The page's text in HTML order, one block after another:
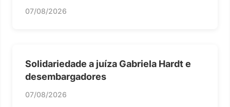
07/08/2026
Solidariedade a juíza Gabriela Hardt e
desembargadores
07/08/2026